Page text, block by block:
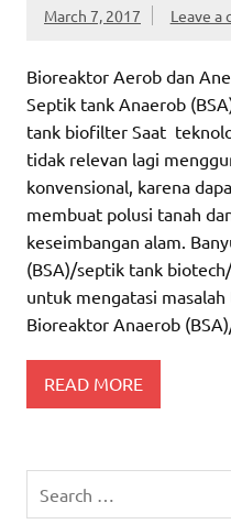
March 7, 2017 Leave a
Bioreaktor Aerob dan
Septik tank Anaerob
tank biofilter Saat
tidak relevan lagi
konvensional, karena
membuat polusi tanah
keseimbangan alam.
(BSA)/septik tank
untuk mengatasi
Bioreaktor Anaerob
READ MORE